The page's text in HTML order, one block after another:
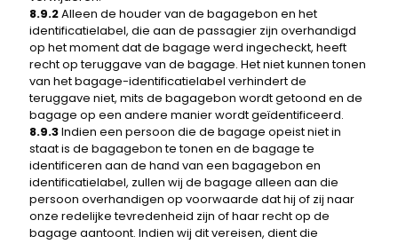
8.9.2Alleen de houder van de bagagebon en het
identificatielabel, die aan de passagier zijn overhandigd
op het moment dat de bagage werd ingecheckt, heeft
recht op teruggave van de bagage. Het niet kunnen tonen
van het bagage-identificatielabel verhindert de
teruggave niet, mits de bagagebon wordt getoond en de
bagage op een andere manier wordt geïdentificeerd.
8.9.3Indien een persoon die de bagage opeist niet in
staat is de bagagebon te tonen en de bagage te
identificeren aan de hand van een bagagebon en
identificatielabel, zullen wij de bagage alleen aan die
persoon overhandigen op voorwaarde dat hij of zij naar
onze redelijke tevredenheid zijn of haar recht op de
bagage aantoont. Indien wij dit vereisen, dient die